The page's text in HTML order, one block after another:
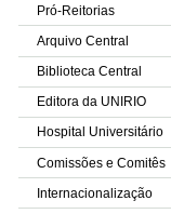
Pró-Reitorias
Arquivo Central
Biblioteca Central
Editora da UNIRIO
Hospital Universitário
Comissões e Comitês
Internacionalização